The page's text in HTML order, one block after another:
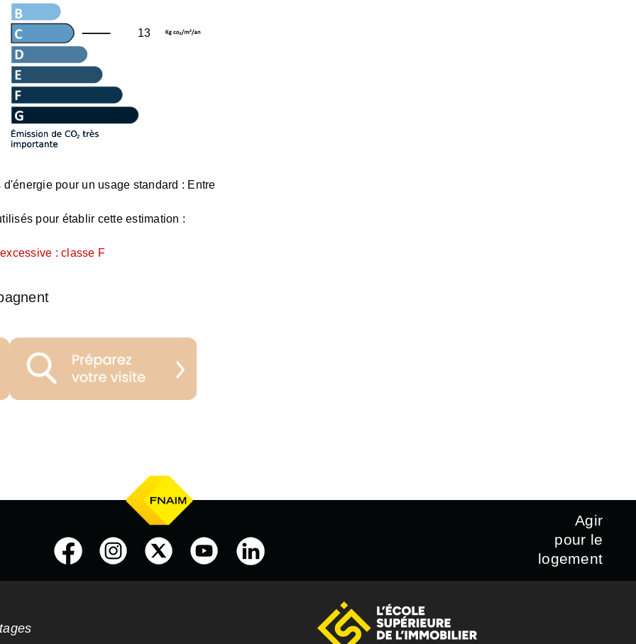
13
pour un usage standard : Entre
pour établir cette estimation :
: classe F
Agir
pour le
logement